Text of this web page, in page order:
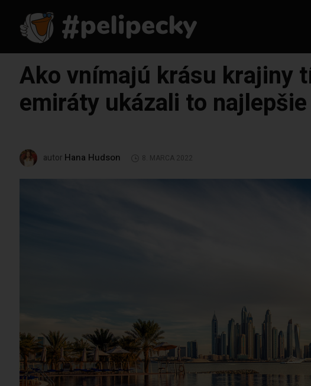
Ako vnímajú krásu krajiny
emiráty ukázali to
autor Hana Hudson 8. MARCA 2022